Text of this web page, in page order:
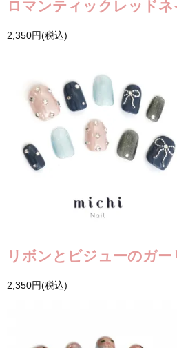
ロマンティックレッド
2,350円(税込)
リボンとビジューのガ
2,350円(税込)